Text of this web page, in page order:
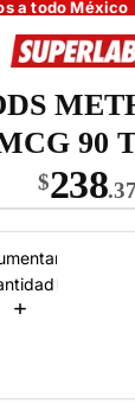
90
$238.37